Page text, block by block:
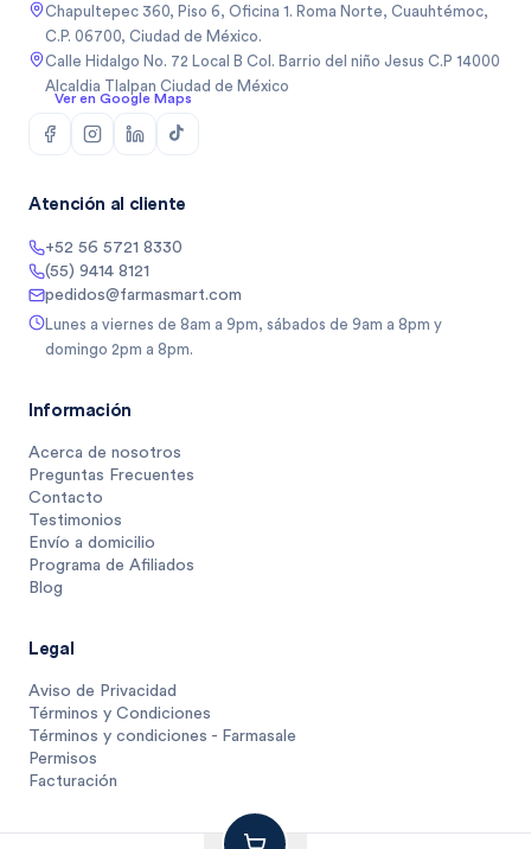
Chapultepec 360, Piso 6, Oficina 1. Roma Norte, Cuauhtémoc,
C.P. 06700, Ciudad de México.
Calle Hidalgo No. 72 Local B Col. Barrio del niño Jesus C.P 14000
Alcaldia Tlalpan Ciudad de México
Ver en Google Maps
Atención al cliente
+52 56 5721 8330
(55) 9414 8121
pedidos@farmasmart.com
Lunes a viernes de 8am a 9pm, sábados de 9am a 8pm y
domingo 2pm a 8pm.
Información
Acerca de nosotros
Preguntas Frecuentes
Contacto
Testimonios
Envío a domicilio
Programa de Afiliados
Blog
Legal
Aviso de Privacidad
Términos y Condiciones
Términos y condiciones - Farmasale
Permisos
Facturación